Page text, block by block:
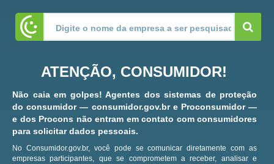
ATENÇÃO, CONSUMIDOR!
Não caia em golpes! Agentes dos sistemas de proteção
do consumidor — consumidor.gov.br e Proconsumidor —
e dos Procons não entram em contato com consumidores
para solicitar dados pessoais.
No Consumidor.gov.br, você pode se comunicar diretamente com as
empresas participantes, que se comprometem a receber, analisar e